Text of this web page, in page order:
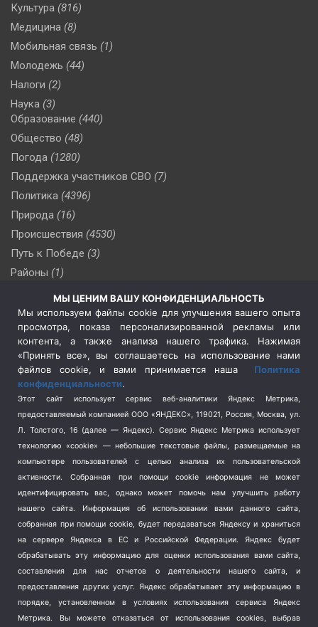
Культура (816)
Медицина (8)
Мобильная связь (1)
Молодежь (44)
Налоги (2)
Наука (3)
Образование (440)
Общество (48)
Погода (1280)
Поддержка участников СВО (7)
Политика (4396)
Природа (16)
Происшествия (4530)
Путь к Победе (3)
Районы (1)
(509)
Сельское хозяйство (3)
Социальная политика
(3)
Спецоперация в Украине
Спецоперация на Украине
(404)
Спорт (740)
Терроризм (1)
Транспорт (262)
Туризм (178)
Флот (76)
Школа и спорт (2)
Экология (8)
Экономика (1172)
МЫ ЦЕНИМ ВАШУ КОНФИДЕНЦИАЛЬНОСТЬ
Мы используем файлы cookie для улучшения вашего опыта
просмотра, показа персонализированной рекламы или
контента, а также анализа нашего трафика. Нажимая
«Принять все», вы соглашаетесь на использование нами
файлов cookie, и вами принимается наша Политика
конфиденциальности.
Этот сайт использует сервис веб-аналитики Яндекс Метрика,
предоставляемый компанией ООО «ЯНДЕКС», 119021, Россия, Москва, ул.
Л. Толстого, 16 (далее — Яндекс). Сервис Яндекс Метрика использует
технологию «cookie» — небольшие текстовые файлы, размещаемые на
компьютере пользователей с целью анализа их пользовательской
активности.
Собранная при помощи cookie информация не может
идентифицировать вас, однако может помочь нам улучшить работу
нашего сайта. Информация об использовании вами данного сайта,
собранная при помощи cookie, будет передаваться Яндексу и храниться
на сервере Яндекса в ЕС и Российской Федерации. Яндекс будет
обрабатывать эту информацию для оценки использования вами сайта,
составления для нас отчетов о деятельности нашего сайта, и
предоставления других услуг. Яндекс обрабатывает эту информацию в
порядке, установленном в условиях использования сервиса Яндекс
Метрика.
Вы можете отказаться от использования cookies, выбрав